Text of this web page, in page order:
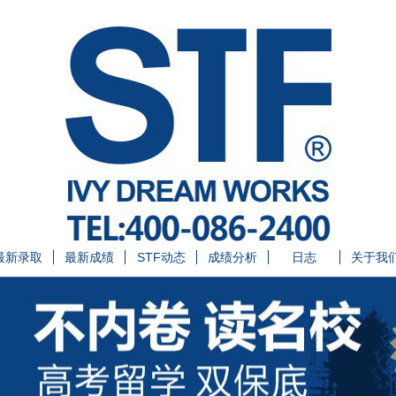
新录取 最新成绩 STF动态 成绩分析 日志 关于我